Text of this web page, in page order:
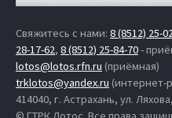
Свяжитесь с нами: 8 (8512) 25-
28-17-62, 8 (8512) 25-84-70-
lotos@lotos.rfn.ru (приёмная)
trklotos@yandex.ru (интернет-
414040, г. Астрахань, ул.